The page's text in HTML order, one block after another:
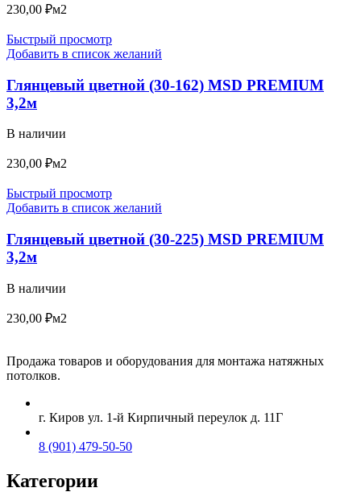
230,00 ₽м2
Быстрый просмотр
Добавить в список желаний
Глянцевый цветной (30-162) MSD PREMIUM
3,2м
В наличии
230,00 ₽м2
Быстрый просмотр
Добавить в список желаний
Глянцевый цветной (30-225) MSD PREMIUM
3,2м
В наличии
230,00 ₽м2
Продажа товаров и оборудования для монтажа натяжных
потолков.
г. Киров ул. 1-й Кирпичный переулок д. 11Г
8 (901) 479-50-50
Категории